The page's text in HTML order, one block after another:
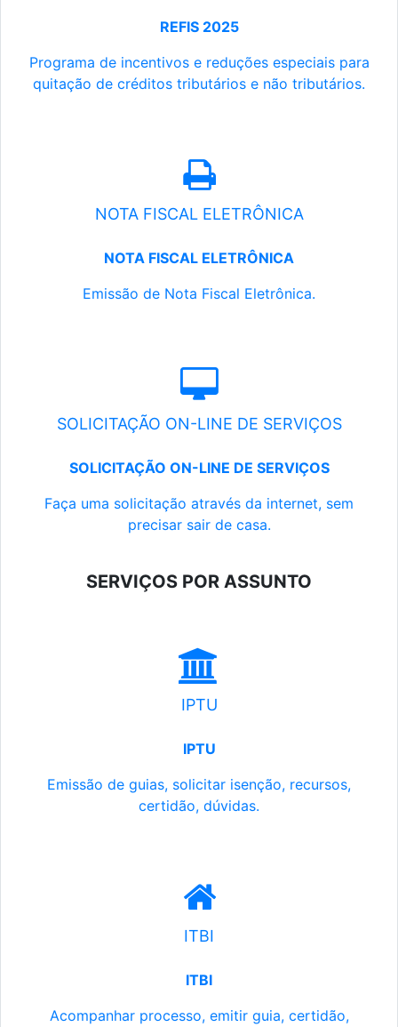
REFIS 2025
Programa de incentivos e reduções especiais para
quitação de créditos tributários e não tributários.
NOTA FISCAL ELETRÔNICA
NOTA FISCAL ELETRÔNICA
Emissão de Nota Fiscal Eletrônica.
SOLICITAÇÃO ON-LINE DE SERVIÇOS
SOLICITAÇÃO ON-LINE DE SERVIÇOS
Faça uma solicitação através da internet, sem
precisar sair de casa.
SERVIÇOS POR ASSUNTO
IPTU
IPTU
Emissão de guias, solicitar isenção, recursos,
certidão, dúvidas.
ITBI
ITBI
Acompanhar processo, emitir guia, certidão,